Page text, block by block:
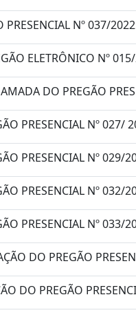
PRESENCIAL Nº 037/
ELETRÔNICO Nº
DO PREGÃO
PRESENCIAL Nº 027/
PRESENCIAL Nº 029/
PRESENCIAL Nº 032/
PRESENCIAL Nº 033/
DO PREGÃO
DO PREGÃO